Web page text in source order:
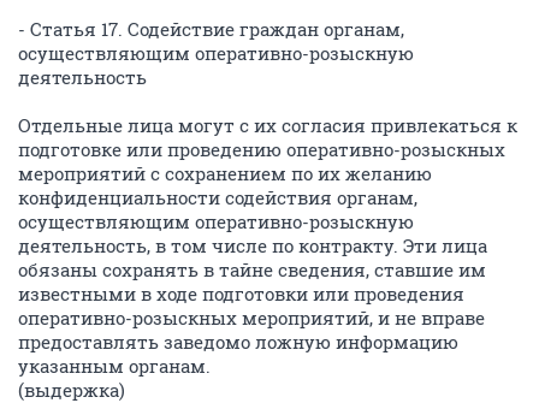
- Статья 17. Содействие граждан органам,
осуществляющим оперативно-розыскную
деятельность
Отдельные лица могут с их согласия привлекаться к
подготовке или проведению оперативно-розыскных
мероприятий с сохранением по их желанию
конфиденциальности содействия органам,
осуществляющим оперативно-розыскную
деятельность, в том числе по контракту. Эти лица
обязаны сохранять в тайне сведения, ставшие им
известными в ходе подготовки или проведения
оперативно-розыскных мероприятий, и не вправе
предоставлять заведомо ложную информацию
указанным органам.
(выдержка)